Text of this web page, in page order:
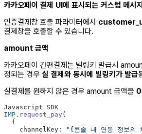
카카오페이 결제 UI에 표시되는 커스텀 메시지
인증결제창 호출 파라미터에서
결제창을 호출할 수 있습니다.
amount 금액
카카오페이 간편결제는 빌링키 발급시
정되는 경우 실 결제와 동시에 빌링키가 발급
실결제를 원하지 않은 경우 amount 금액을
Javascript SDK
IMP . request_pay(
  {
    channelKey:
"{콘솔 내 연동 정보의